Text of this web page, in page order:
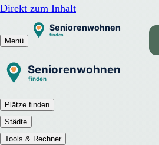
Direkt zum Inhalt
Menü
Plätze finden
Städte
Tools & Rechner